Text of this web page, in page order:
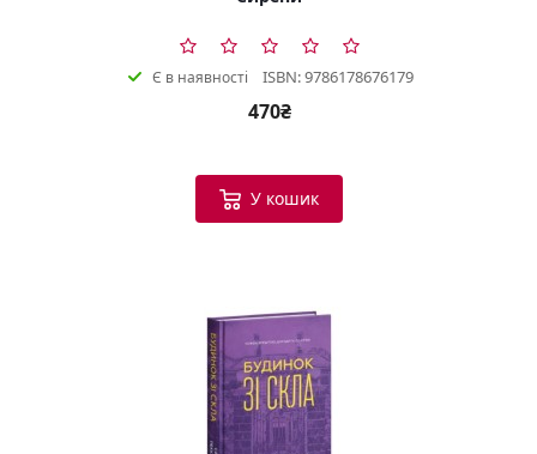
Є в наявності ISBN: 9786178676179
470₴
У кошик